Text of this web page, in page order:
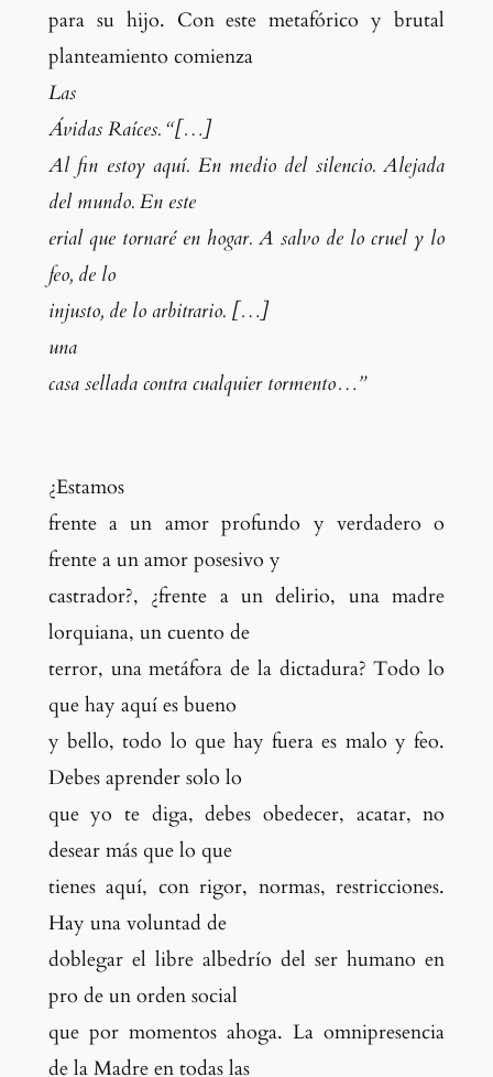
para su hijo. Con este metafórico y brutal
planteamiento comienza
Las
Ávidas Raíces. “[…]
Al fin estoy aquí. En medio del silencio. Alejada
del mundo. En este
erial que tornaré en hogar. A salvo de lo cruel y lo
feo, de lo
injusto, de lo arbitrario. […]
una
casa sellada contra cualquier tormento…”
¿Estamos
frente a un amor profundo y verdadero o
frente a un amor posesivo y
castrador?, ¿frente a un delirio, una madre
lorquiana, un cuento de
terror, una metáfora de la dictadura? Todo lo
que hay aquí es bueno
y bello, todo lo que hay fuera es malo y feo.
Debes aprender solo lo
que yo te diga, debes obedecer, acatar, no
desear más que lo que
tienes aquí, con rigor, normas, restricciones.
Hay una voluntad de
doblegar el libre albedrío del ser humano en
pro de un orden social
que por momentos ahoga. La omnipresencia
de la Madre en todas las